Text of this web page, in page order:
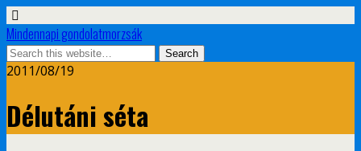
Mindennapi gondolatmorzsák
2011/08/19
Délutáni séta